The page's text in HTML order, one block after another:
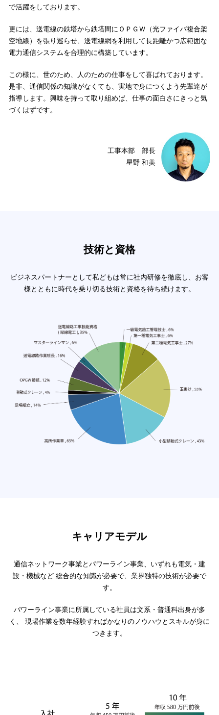
で活躍をしております。
更には、送電線の鉄塔から鉄塔間にＯＰＧＷ（光ファイバ複合架
空地線）を張り巡らせ、送電線網を利用して長距離かつ広範囲な
電力通信システムを合理的に構築しています。
この様に、世のため、人のための仕事をして喜ばれております。
是非、通信関係の知識がなくても、実地で身につくよう先輩達が
指導します。興味を持って取り組めば、仕事の面白さにきっと気
づくはずです。
工事本部 部長
星野 和美
技術と資格
ビジネスパートナーとして私どもは常に社内研修を徹底し、お客
様とともに時代を乗り切る技術と資格を待ち続けます。
キャリアモデル
通信ネットワーク事業とパワーライン事業、いずれも電気・建
設・機械など 総合的な知識が必要で、業界独特の技術が必要で
す。
パワーライン事業に所属している社員は文系・普通科出身が多
く、
現場作業を数年経験すればかなりのノウハウとスキルが身に
つきます。